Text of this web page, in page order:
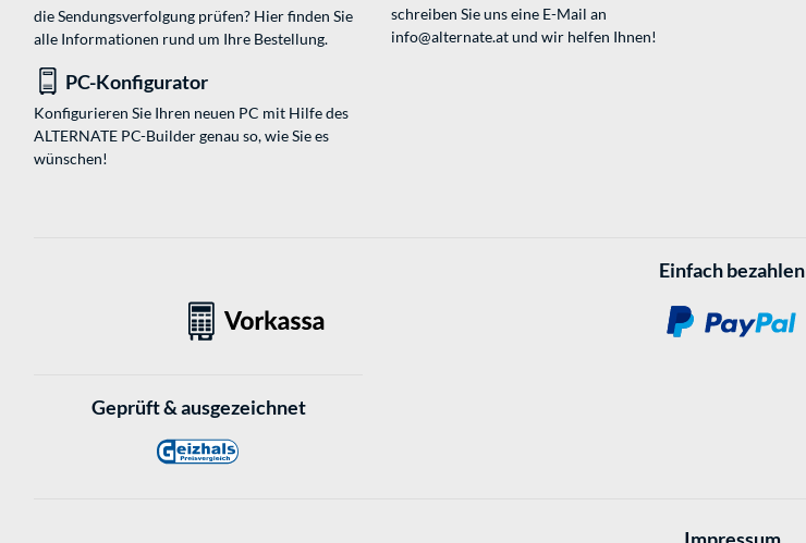
die Sendungsverfolgung prüfen? Hier finden Sie
alle Informationen rund um Ihre Bestellung.
schreiben Sie uns eine E-Mail an
info@alternate.atund wir helfen Ihnen!
PC-Konfigurator
Konfigurieren Sie Ihren neuen PC mit Hilfe des
ALTERNATE PC-Builder genau so, wie Sie es
wünschen!
Einfach bezahlen
Geprüft & ausgezeichnet